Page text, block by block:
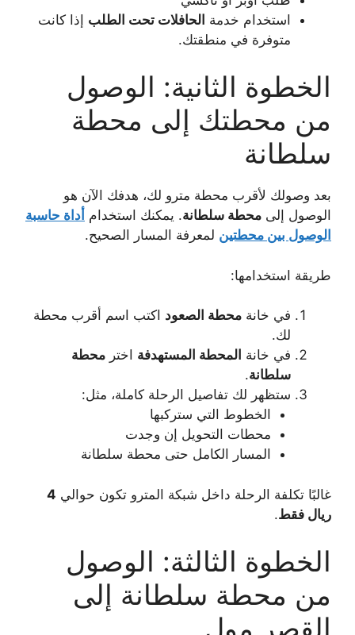
استخدام خدمة الحافلات تحت الطلب إذا كانت
متوفرة في منطقتك.
الخطوة الثانية: الوصول
من محطتك إلى محطة
سلطانة
بعد وصولك لأقرب محطة مترو لك، هدفك الآن هو
الوصول إلى محطة سلطانة. يمكنك استخدام أداة حاسبة
الوصول بين محطتين لمعرفة المسار الصحيح.
طريقة استخدامها:
في خانة محطة الصعود اكتب اسم أقرب محطة
لك.
في خانة المحطة المستهدفة اختر محطة
سلطانة.
ستظهر لك تفاصيل الرحلة كاملة، مثل:
الخطوط التي ستركبها
محطات التحويل إن وجدت
المسار الكامل حتى محطة سلطانة
غالبًا تكلفة الرحلة داخل شبكة المترو تكون حوالي 4
ريال فقط.
الخطوة الثالثة: الوصول
من محطة سلطانة إلى
القصر مول